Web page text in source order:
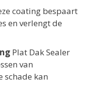
coating bespaart
en verlengt de
Plat Dak Sealer
van
schade kan